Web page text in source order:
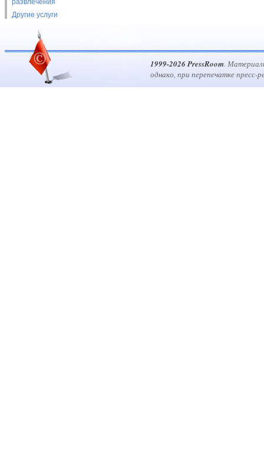
развлечения
Другие услуги
1999-2026 PressRoom.
однако, при перепечатке пресс-